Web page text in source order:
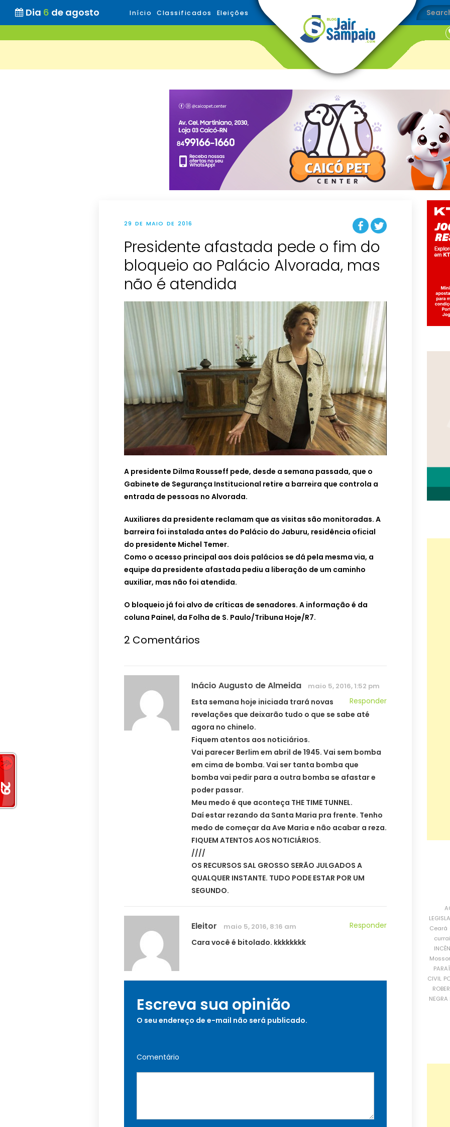
Dia 6 de agosto Início Classificados Eleições
29 DE MAIO DE 2016
Presidente afastada pede o fim do
bloqueio ao Palácio Alvorada, mas
não é atendida
A presidente Dilma Rousseff pede, desde a semana passada, que o
Gabinete de Segurança Institucional retire a barreira que controla a
entrada de pessoas no Alvorada.
Auxiliares da presidente reclamam que as visitas são monitoradas. A
barreira foi instalada antes do Palácio do Jaburu, residência oficial
do presidente Michel Temer.
Como o acesso principal aos dois palácios se dá pela mesma via, a
equipe da presidente afastada pediu a liberação de um caminho
auxiliar, mas não foi atendida.
O bloqueio já foi alvo de críticas de senadores. A informação é da
coluna Painel, da Folha de S. Paulo/Tribuna Hoje/R7.
2 Comentários
Inácio Augusto de Almeida maio 5, 2016, 1:52 pm
Responder
Esta semana hoje iniciada trará novas
revelações que deixarão tudo o que se sabe até
agora no chinelo.
Fiquem atentos aos noticiários.
Vai parecer Berlim em abril de 1945. Vai sem bomba
em cima de bomba. Vai ser tanta bomba que
bomba vai pedir para a outra bomba se afastar e
poder passar.
Meu medo é que aconteça THE TIME TUNNEL.
Daí estar rezando da Santa Maria pra frente. Tenho
medo de começar da Ave Maria e não acabar a reza.
FIQUEM ATENTOS AOS NOTICIÁRIOS.
////
OS RECURSOS SAL GROSSO SERÃO JULGADOS A
QUALQUER INSTANTE. TUDO PODE ESTAR POR UM
SEGUNDO.
Eleitor maio 5, 2016, 8:16 am
Responder
Cara você é bitolado. kkkkkkkk
Escreva sua opinião
O seu endereço de e-mail não será publicado.
Comentário
Ceará
CIVIL
NEGRA